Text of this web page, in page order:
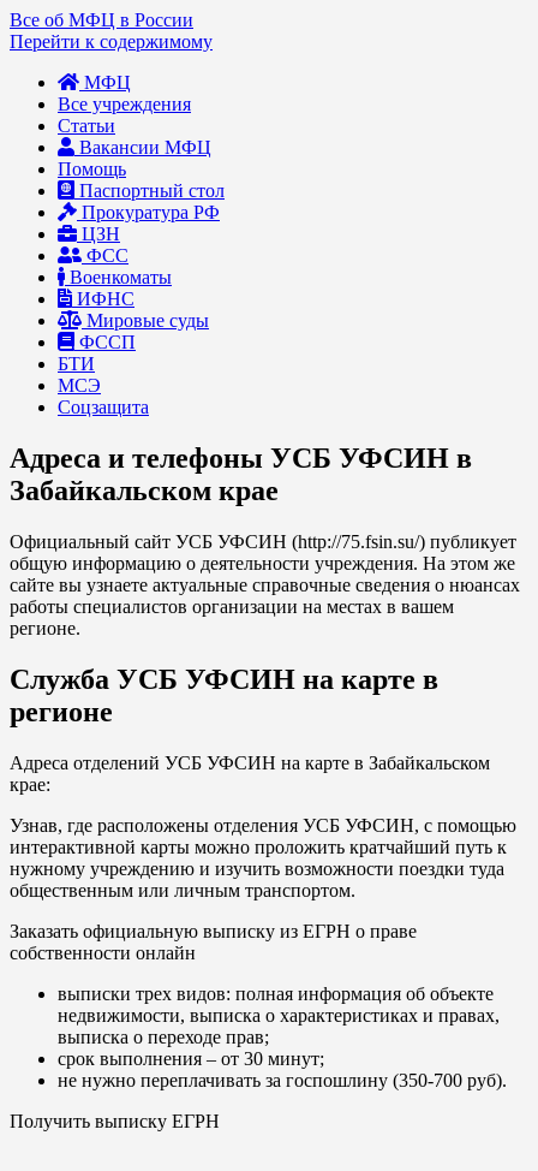
Все об МФЦ в России
Перейти к содержимому
МФЦ
Все учреждения
Статьи
Вакансии МФЦ
Помощь
Паспортный стол
Прокуратура РФ
ЦЗН
ФСС
Военкоматы
ИФНС
Мировые суды
ФССП
БТИ
МСЭ
Соцзащита
Адреса и телефоны УСБ УФСИН в
Забайкальском крае
Официальный сайт УСБ УФСИН (http://75.fsin.su/) публикует
общую информацию о деятельности учреждения. На этом же
сайте вы узнаете актуальные справочные сведения о нюансах
работы специалистов организации на местах в вашем
регионе.
Служба УСБ УФСИН на карте в
регионе
Адреса отделений УСБ УФСИН на карте в Забайкальском
крае:
Узнав, где расположены отделения УСБ УФСИН, с помощью
интерактивной карты можно проложить кратчайший путь к
нужному учреждению и изучить возможности поездки туда
общественным или личным транспортом.
Заказать официальную выписку из ЕГРН о праве
собственности онлайн
выписки трех видов: полная информация об объекте
недвижимости, выписка о характеристиках и правах,
выписка о переходе прав;
срок выполнения – от 30 минут;
не нужно переплачивать за госпошлину (350-700 руб).
Получить выписку ЕГРН